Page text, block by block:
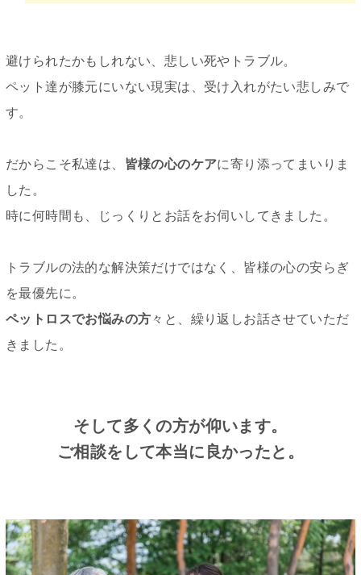
避けられたかもしれない、悲しい死やトラブル。
ペット達が膝元にいない現実は、受け入れがたい悲しみで
す。
だからこそ私達は、 皆様の心のケアに寄り添ってまいりま
した。
時に何時間も、じっくりとお話をお伺いしてきました。
トラブルの法的な解決策だけではなく、皆様の心の安らぎ
を最優先に。
ペットロスでお悩みの方々と、繰り返しお話させていただ
きました。
そして多くの方が仰います。
ご相談をして本当に良かったと。